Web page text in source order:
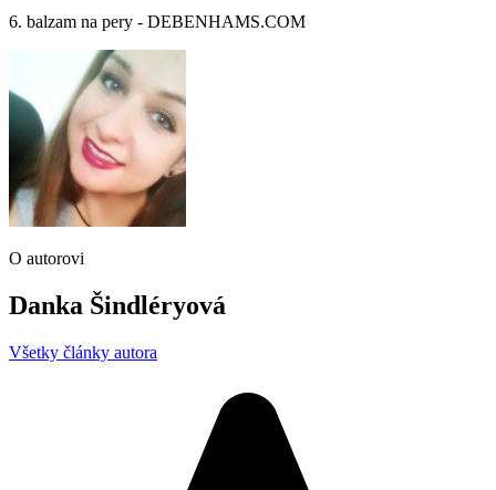
6. balzam na pery - DEBENHAMS.COM
O autorovi
Danka Šindléryová
Všetky články autora